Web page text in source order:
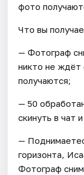
фото
Что вы
— Фотограф
никто не ждёт
получаются;
— 50
скинуть в чат
—
горизонта,
Фотограф